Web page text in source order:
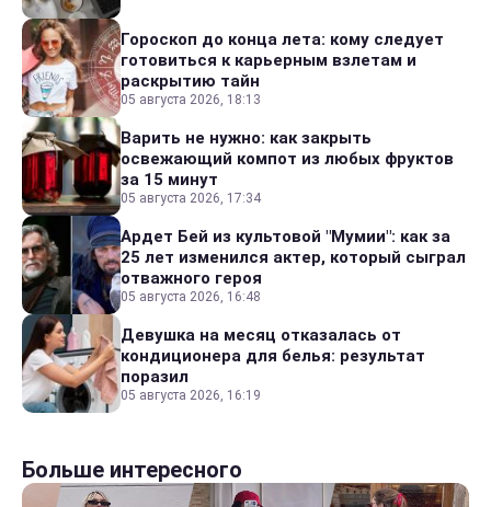
Гороскоп до конца лета: кому следует
готовиться к карьерным взлетам и
раскрытию тайн
05 августа 2026, 18:13
Варить не нужно: как закрыть
освежающий компот из любых фруктов
за 15 минут
05 августа 2026, 17:34
Ардет Бей из культовой "Мумии": как за
25 лет изменился актер, который сыграл
отважного героя
05 августа 2026, 16:48
Девушка на месяц отказалась от
кондиционера для белья: результат
поразил
05 августа 2026, 16:19
Больше интересного